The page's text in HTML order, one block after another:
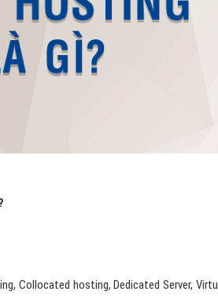
Collocated hosting, Dedicated Server,